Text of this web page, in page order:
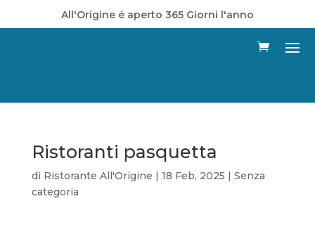
All'Origine é aperto 365 Giorni l'anno
Ristoranti pasquetta
di Ristorante All'Origine | 18 Feb, 2025 | Senza
categoria